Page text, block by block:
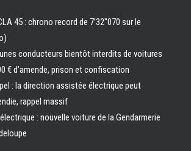
45 : chrono record de 7’32″070 sur le
conducteurs bientôt interdits de voitures
€ d’amende, prison et confiscation
: la direction assistée électrique peut
rappel massif
: nouvelle voiture de la Gendarmerie